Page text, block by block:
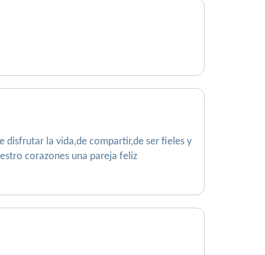
disfrutar la vida,de compartir,de ser fieles y
corazones una pareja feliz